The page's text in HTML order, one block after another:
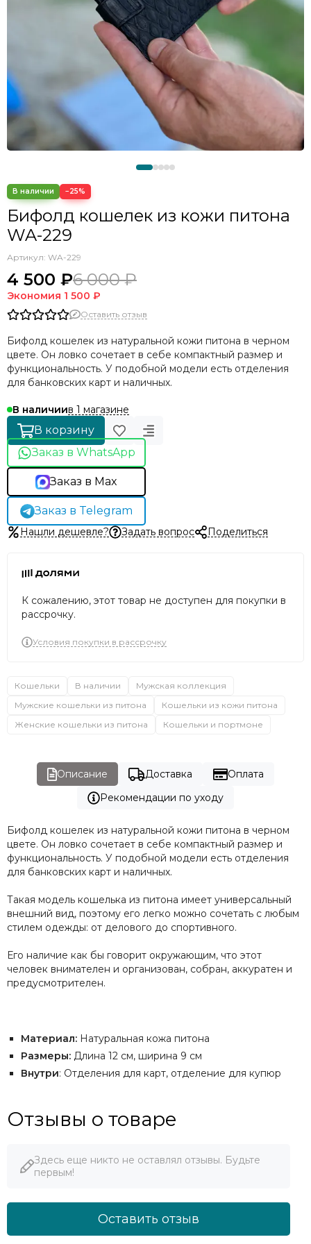
−25%
Бифолд кошелек из кожи питона
WA-229
Артикул: WA-229
4 500 ₽6 000 ₽
Экономия 1 500 ₽
Оставить отзыв
Бифолд кошелек из натуральной кожи питона в черном
цвете. Он ловко сочетает в себе компактный размер и
функциональность. У подобной модели есть отделения
для банковских карт и наличных.
В наличиив 1 магазине
В корзину
Заказ в WhatsApp
Заказ в Max
Заказ в Telegram
Нашли дешевле? Задать вопрос Поделиться
К сожалению, этот товар не доступен для покупки в
рассрочку.
Условия покупки в рассрочку
Кошельки В наличии
Мужская коллекция
Мужские кошельки из питона
Кошельки из кожи питона
Женские кошельки из питона
Кошельки и портмоне
Описание Доставка
Оплата
Рекомендации по уходу
Бифолд кошелек из натуральной кожи питона в черном
цвете. Он ловко сочетает в себе компактный размер и
функциональность. У подобной модели есть отделения
для банковских карт и наличных.
Такая модель кошелька из питона имеет универсальный
внешний вид, поэтому его легко можно сочетать с любым
стилем одежды: от делового до спортивного.
Его наличие как бы говорит окружающим, что этот
человек внимателен и организован, собран, аккуратен и
предусмотрителен.
Материал: Натуральная кожа питона
Размеры: Длина 12 см, ширина 9 см
Внутри: Отделения для карт, отделение для купюр
Отзывы о товаре
Здесь еще никто не оставлял отзывы. Будьте
первым!
Оставить отзыв